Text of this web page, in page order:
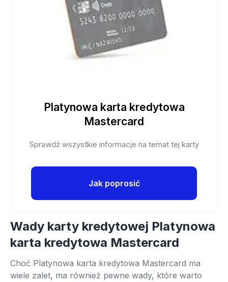
Platynowa karta kredytowa
Mastercard
Sprawdź wszystkie informacje na temat tej karty
Jak poprosić
Wady karty kredytowej Platynowa
karta kredytowa Mastercard
Choć Platynowa karta kredytowa Mastercard ma
wiele zalet, ma również pewne wady, które warto